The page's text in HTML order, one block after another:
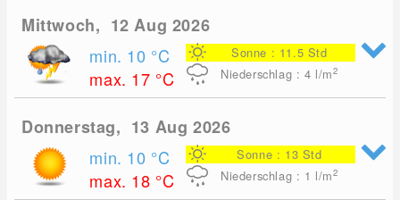
Mittwoch, 12 Aug 2026
min. 10 °C
max. 17 °C
Sonne : 11.5 Std
Niederschlag : 4 l/m2
Donnerstag, 13 Aug 2026
min. 10 °C
max. 18 °C
Sonne : 13 Std
Niederschlag : 1 l/m2